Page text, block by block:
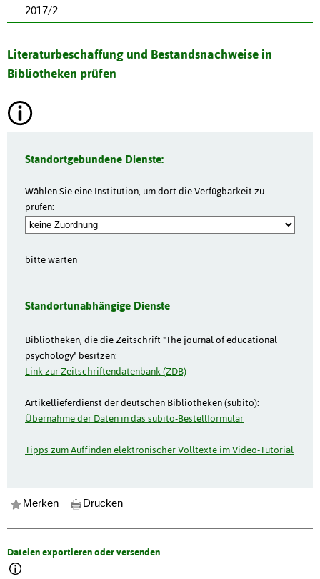
2017/2
Literaturbeschaffung und Bestandsnachweise in
Bibliotheken prüfen
Standortgebundene Dienste:
Wählen Sie eine Institution, um dort die Verfügbarkeit zu
prüfen:
bitte warten
Standortunabhängige Dienste
Bibliotheken, die die Zeitschrift "The journal of educational
psychology" besitzen:
Link zur Zeitschriftendatenbank (ZDB)
Artikellieferdienst der deutschen Bibliotheken (subito):
Übernahme der Daten in das subito-Bestellformular
Tipps zum Auffinden elektronischer Volltexte im Video-Tutorial
Merken Drucken
Dateien exportieren oder versenden